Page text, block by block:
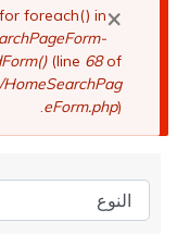
×
رسالة
الخطأ
foreach() in
(line 68of
eForm.php).
النوع